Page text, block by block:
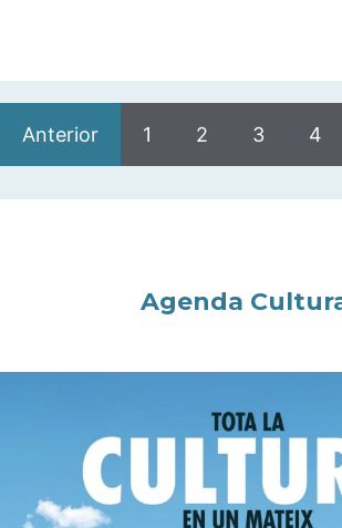
Anterior 1 2 3 4
Agenda